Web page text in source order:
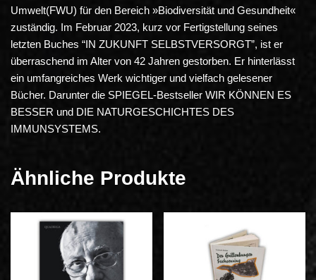
Umwelt(FWU) für den Bereich »Biodiversität und Gesundheit«
zuständig. Im Februar 2023, kurz vor Fertigstellung seines
letzten Buches “IN ZUKUNFT SELBSTVERSORGT”, ist er
überraschend im Alter von 42 Jahren gestorben. Er hinterlässt
ein umfangreiches Werk wichtiger und vielfach gelesener
Bücher. Darunter die SPIEGEL-Bestseller WIR KÖNNEN ES
BESSER und DIE NATURGESCHICHTES DES
IMMUNSYSTEMS.
Ähnliche Produkte